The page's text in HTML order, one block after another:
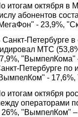
итогам октября в
абонентов
- 23,9%,
Санкт-Петербурге
МТС
"ВымпелКома"
Петербурге по
- 17,6%,
итогам октября
операторами
26%, "ВымпелКом" –